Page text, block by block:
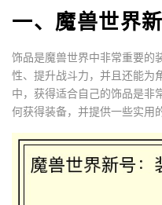
一、魔兽世界
饰品是魔兽世界中非常重要的
性、提升战斗力，并且还能为
中，获得适合自己的饰品是非
何获得装备，并提供一些实用